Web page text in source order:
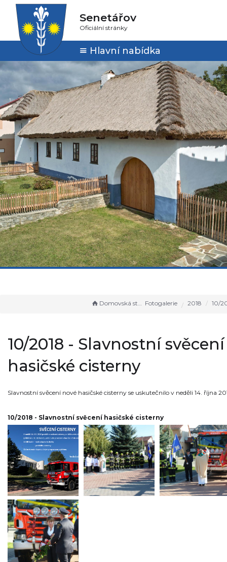
Senetářov
Oficiální stránky
Hlavní nabídka
Domovská stránka Fotogalerie 2018 10/2018 -
10/2018 - Slavnostní svěcení
hasičské cisterny
Slavnostní svěcení nové hasičské cisterny se uskutečnilo v neděli 14. října
10/2018 - Slavnostní svěcení hasičské cisterny